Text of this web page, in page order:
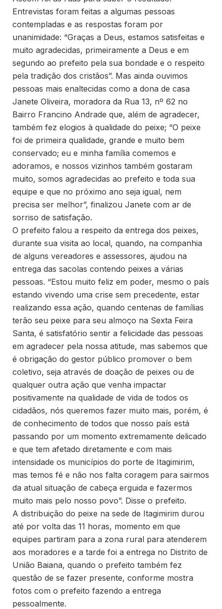
Entrevistas foram feitas a algumas pessoas
contempladas e as respostas foram por
unanimidade: “Graças a Deus, estamos satisfeitas e
muito agradecidas, primeiramente a Deus e em
segundo ao prefeito pela sua bondade e o respeito
pela tradição dos cristãos”. Mas ainda ouvimos
pessoas mais enaltecidas como a dona de casa
Janete Oliveira, moradora da Rua 13, nº 62 no
Bairro Francino Andrade que, além de agradecer,
também fez elogios à qualidade do peixe; “O peixe
foi de primeira qualidade, grande e muito bem
conservado; eu e minha família comemos e
adoramos, e nossos vizinhos também gostaram
muito, somos agradecidas ao prefeito e toda sua
equipe e que no próximo ano seja igual, nem
precisa ser melhor”, finalizou Janete com ar de
sorriso de satisfação.
O prefeito falou a respeito da entrega dos peixes,
durante sua visita ao local, quando, na companhia
de alguns vereadores e assessores, ajudou na
entrega das sacolas contendo peixes a várias
pessoas. “Estou muito feliz em poder, mesmo o país
estando vivendo uma crise sem precedente, estar
realizando essa ação, quando centenas de famílias
terão seu peixe para seu almoço na Sexta Feira
Santa, é satisfatório sentir a felicidade das pessoas
em agradecer pela nossa atitude, mas sabemos que
é obrigação do gestor público promover o bem
coletivo, seja através de doação de peixes ou de
qualquer outra ação que venha impactar
positivamente na qualidade de vida de todos os
cidadãos, nós queremos fazer muito mais, porém, é
de conhecimento de todos que nosso país está
passando por um momento extremamente delicado
e que tem afetado diretamente e com mais
intensidade os municípios do porte de Itagimirim,
mas temos fé e não nos falta coragem para sairmos
da atual situação de cabeça erguida e fazermos
muito mais pelo nosso povo”. Disse o prefeito.
A distribuição do peixe na sede de Itagimirim durou
até por volta das 11 horas, momento em que
equipes partiram para a zona rural para atenderem
aos moradores e a tarde foi a entrega no Distrito de
União Baiana, quando o prefeito também fez
questão de se fazer presente, conforme mostra
fotos com o prefeito fazendo a entrega
pessoalmente.